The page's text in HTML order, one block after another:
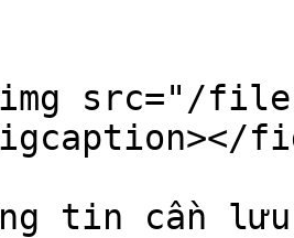
src="/files/
tin cần